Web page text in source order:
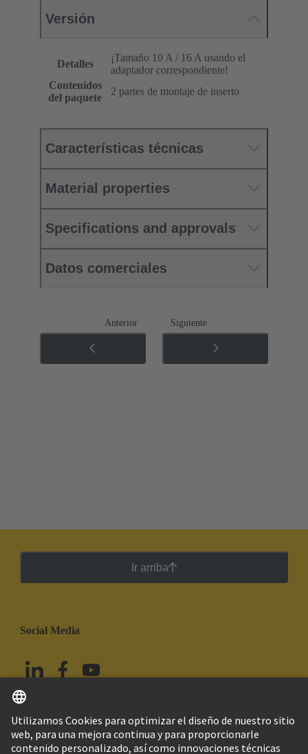
Versión
Detalles
¡Tamaño 10 A / 16 A usando el
adaptador correspondiente!
Contenidos
del paquete
2 partes de montaje de inserto
Características técnicas
Material properties
Specifications and approvals
Datos comerciales
Anterior Siguiente
Ir arriba
Social Media
México Español